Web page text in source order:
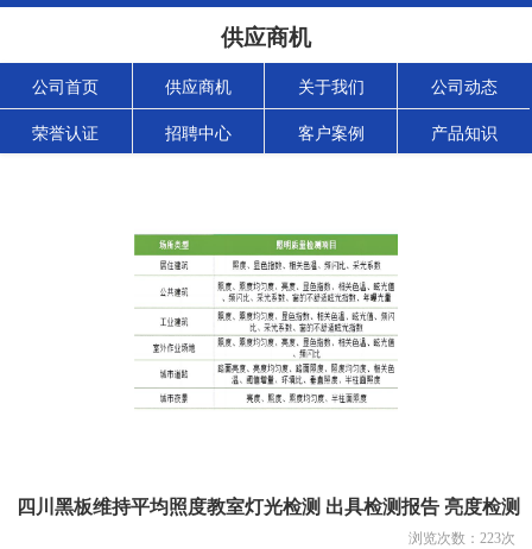
供应商机
公司首页 供应商机 关于我们 公司动态
荣誉认证 招聘中心 客户案例 产品知识
四川黑板维持平均照度教室灯光检测 出具检测报告 亮度检测
浏览次数： 223次